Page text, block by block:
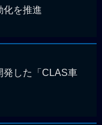
化を推進
発した「CLAS車